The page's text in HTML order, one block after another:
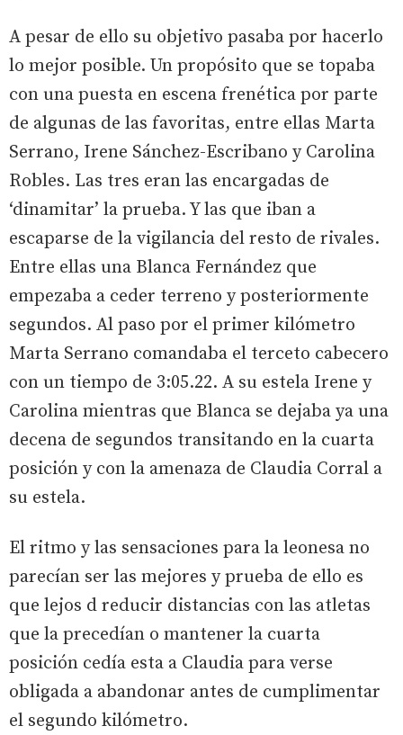
A pesar de ello su objetivo pasaba por hacerlo
lo mejor posible. Un propósito que se topaba
con una puesta en escena frenética por parte
de algunas de las favoritas, entre ellas Marta
Serrano, Irene Sánchez-Escribano y Carolina
Robles. Las tres eran las encargadas de
‘dinamitar’ la prueba. Y las que iban a
escaparse de la vigilancia del resto de rivales.
Entre ellas una Blanca Fernández que
empezaba a ceder terreno y posteriormente
segundos. Al paso por el primer kilómetro
Marta Serrano comandaba el terceto cabecero
con un tiempo de 3:05.22. A su estela Irene y
Carolina mientras que Blanca se dejaba ya una
decena de segundos transitando en la cuarta
posición y con la amenaza de Claudia Corral a
su estela.
El ritmo y las sensaciones para la leonesa no
parecían ser las mejores y prueba de ello es
que lejos d reducir distancias con las atletas
que la precedían o mantener la cuarta
posición cedía esta a Claudia para verse
obligada a abandonar antes de cumplimentar
el segundo kilómetro.